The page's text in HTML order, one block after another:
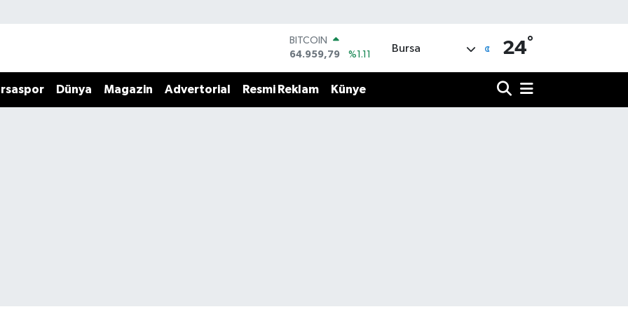
BITCOIN
64.959,79
%1.11
47,7436
%0.18
Bursa 24°
Dünya Magazin Advertorial Resmi Reklam Künye